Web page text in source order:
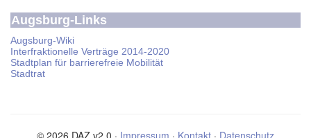
Augsburg-Links
Augsburg-Wiki
Interfraktionelle Verträge 2014-2020
Stadtplan für barrierefreie Mobilität
Stadtrat